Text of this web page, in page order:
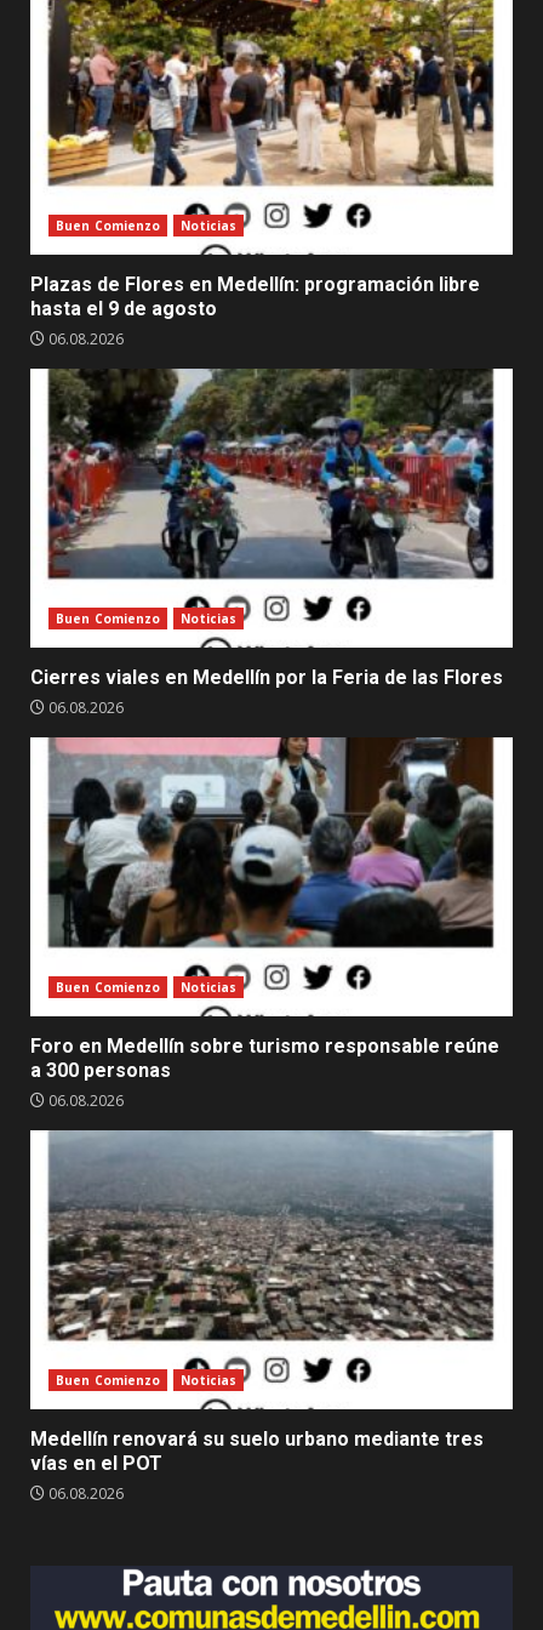
36
%,
Medellín
le
apostó
a
la
protección
de
los
derechos
y
libertades
de
las
juventudes
durante
el
cuatrienio
Buen Comienzo Noticias
Plazas de Flores en Medellín: programación libre
hasta el 9 de agosto
06.08.2026
Buen Comienzo Noticias
Cierres viales en Medellín por la Feria de las Flores
06.08.2026
Buen Comienzo Noticias
Foro en Medellín sobre turismo responsable reúne
a 300 personas
06.08.2026
Buen Comienzo Noticias
Medellín renovará su suelo urbano mediante tres
vías en el POT
06.08.2026